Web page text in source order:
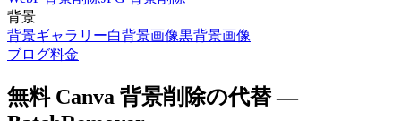
背景
背景ギャラリー白背景画像黒背景画像
ブログ料金
無料 Canva 背景削除の代替 —